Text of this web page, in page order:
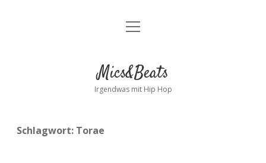
Kontakt
facebookinstagram
bandcamp
spotify
Menü
Mics&Beats
Irgendwas mit Hip Hop
Schlagwort: Torae